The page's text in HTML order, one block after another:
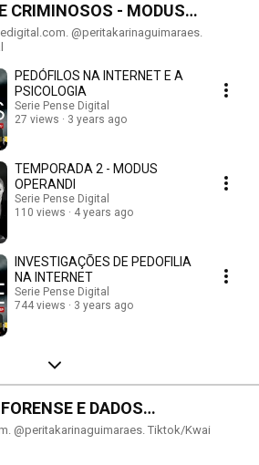
CRIMINOSOS - MODUS
@peritakarinaguimaraes.
PEDÓFILOS NA INTERNET E A
PSICOLOGIA
Serie Pense Digital
27 views
3 years ago
TEMPORADA 2 - MODUS
OPERANDI
Serie Pense Digital
110 views
4 years ago
INVESTIGAÇÕES DE PEDOFILIA
NA INTERNET
Serie Pense Digital
744 views
3 years ago
@peritakarinaguimaraes. Tiktok/Kwai